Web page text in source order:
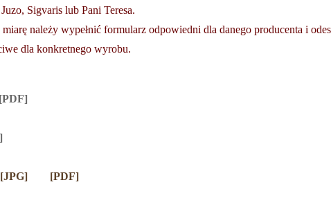
Sigvaris lub Pani Teresa.
należy wypełnić formularz odpowiedni dla danego producenta i
dla konkretnego wyrobu.
[PDF]
[JPG] [PDF]